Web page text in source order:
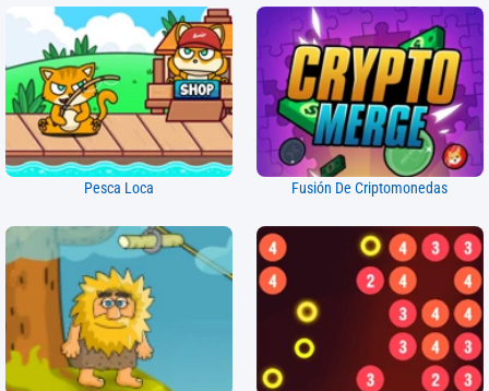
Pesca Loca Fusión De Criptomonedas